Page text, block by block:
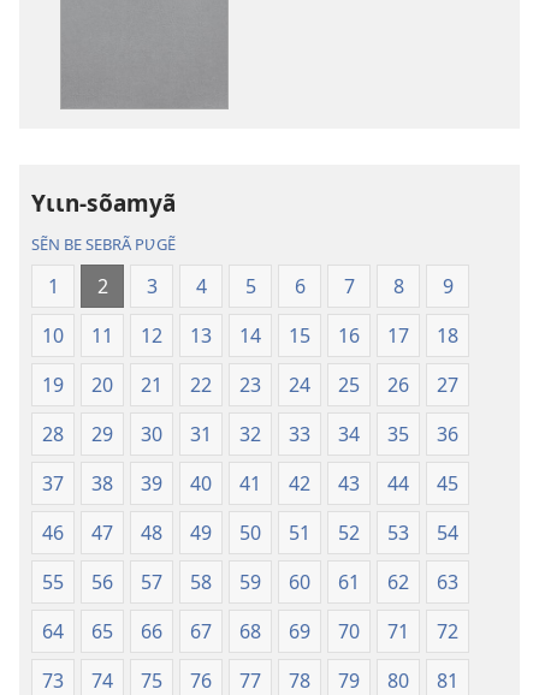
Yɩɩn-sõamyã
SẼN BE SEBRÃ PƲGẼ
1 2 3 4 5 6 7 8
9
10
11 12 13 14 15 16 17
18
19
20 21 22 23 24 25 26
27
28
29 30 31 32 33 34 35
36
37
38 39 40 41 42 43 44
45
46
47 48 49 50 51 52 53
54
55
56 57 58 59 60 61 62
63
64
65 66 67 68 69 70 71
72
73
74 75 76 77 78 79 80
81